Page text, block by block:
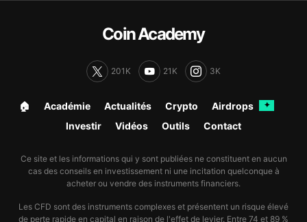
Coin Academy
201K 21K 3K
🏠︎ Académie Actualités Crypto Airdrops ✦
Investir Vidéos Outils Contact
Ce site et les informations qui y sont publiées ne constituent en aucun
cas des conseils en investissement ni une incitation quelconque à
acheter ou vendre des instruments financiers.
Les CFD sont des instruments complexes et présentent un risque élevé
de perte rapide en capital en raison de l'effet de levier. Entre 74 et 89 %